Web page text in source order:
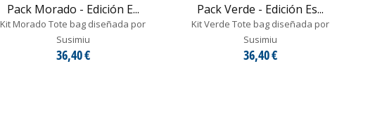
Pack Morado - Edición E...
Kit Morado Tote bag diseñada por
Susimiu
36,40 €
Pack Verde - Edición Es...
Kit Verde Tote bag diseñada por
Susimiu
36,40 €